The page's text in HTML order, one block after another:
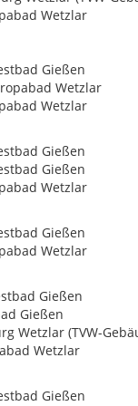
Wetzlar
Gießen
Wetzlar
Wetzlar
Gießen
Gießen
Wetzlar
Gießen
Wetzlar
Gießen
Gießen
Wetzlar (TVW-
Wetzlar
Gießen